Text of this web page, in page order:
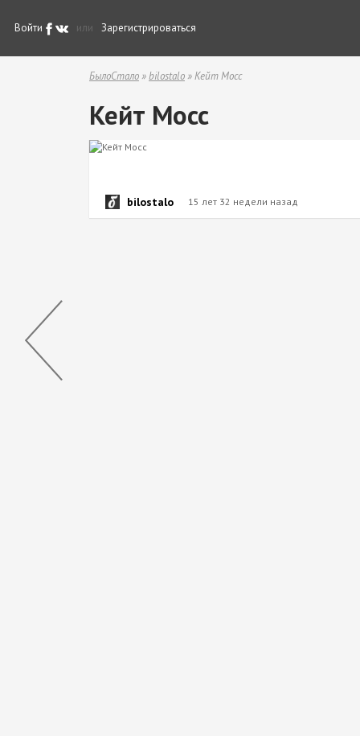
Войти или Зарегистрироваться
БылоСтало »bilostalo » Кейт Мосс
Кейт Мосс
bilostalo 15 лет 32 недели назад